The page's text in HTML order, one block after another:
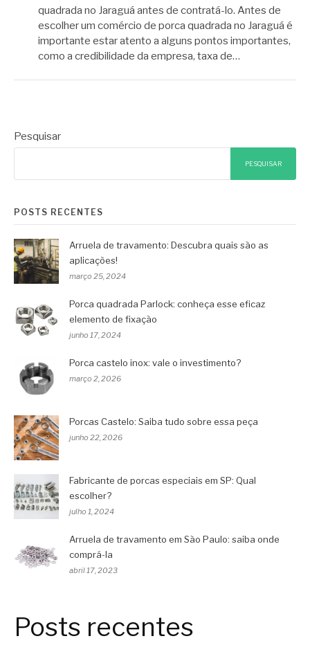
quadrada no Jaraguá antes de contratá-lo. Antes de
escolher um comércio de porca quadrada no Jaraguá é
importante estar atento a alguns pontos importantes,
como a credibilidade da empresa, taxa de…
Pesquisar
PESQUISAR
POSTS RECENTES
Arruela de travamento: Descubra quais são as
aplicações!
março 25, 2024
Porca quadrada Parlock: conheça esse eficaz
elemento de fixação
junho 17, 2024
Porca castelo inox: vale o investimento?
março 2, 2026
Porcas Castelo: Saiba tudo sobre essa peça
junho 22, 2026
Fabricante de porcas especiais em SP: Qual
escolher?
julho 1, 2024
Arruela de travamento em São Paulo: saiba onde
comprá-la
abril 17, 2023
Posts recentes